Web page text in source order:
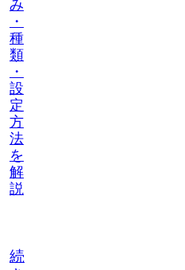
み
・
種
類
・
設
定
方
法
を
解
説
続